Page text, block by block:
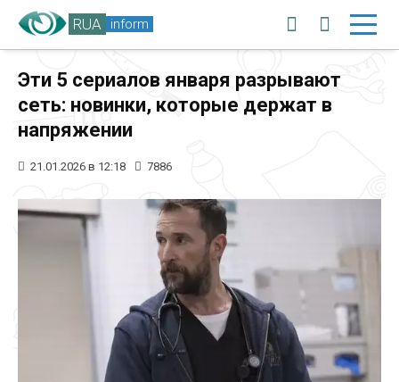
RUA inform
Эти 5 сериалов января разрывают
сеть: новинки, которые держат в
напряжении
21.01.2026 в 12:18 7886